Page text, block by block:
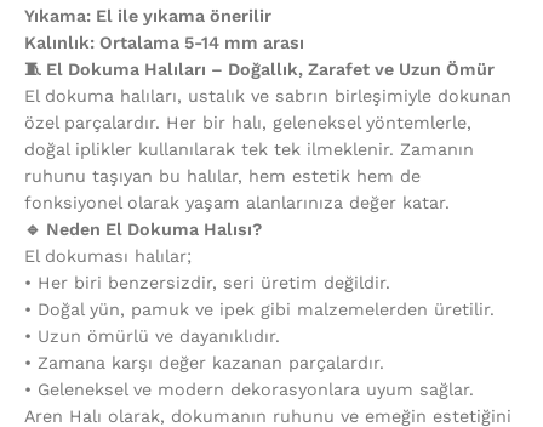
Yıkama: El ile yıkama önerilir
Kalınlık: Ortalama 5-14 mm arası
🧵 El Dokuma Halıları – Doğallık, Zarafet ve Uzun Ömür
El dokuma halıları, ustalık ve sabrın birleşimiyle dokunan
özel parçalardır. Her bir halı, geleneksel yöntemlerle,
doğal iplikler kullanılarak tek tek ilmeklenir. Zamanın
ruhunu taşıyan bu halılar, hem estetik hem de
fonksiyonel olarak yaşam alanlarınıza değer katar.
🔹 Neden El Dokuma Halısı?
El dokuması halılar;
•⁠ ⁠Her biri benzersizdir, seri üretim değildir.
•⁠ ⁠Doğal yün, pamuk ve ipek gibi malzemelerden üretilir.
•⁠ ⁠Uzun ömürlü ve dayanıklıdır.
•⁠ ⁠Zamana karşı değer kazanan parçalardır.
•⁠ ⁠Geleneksel ve modern dekorasyonlara uyum sağlar.
Aren Halı olarak, dokumanın ruhunu ve emeğin estetiğini